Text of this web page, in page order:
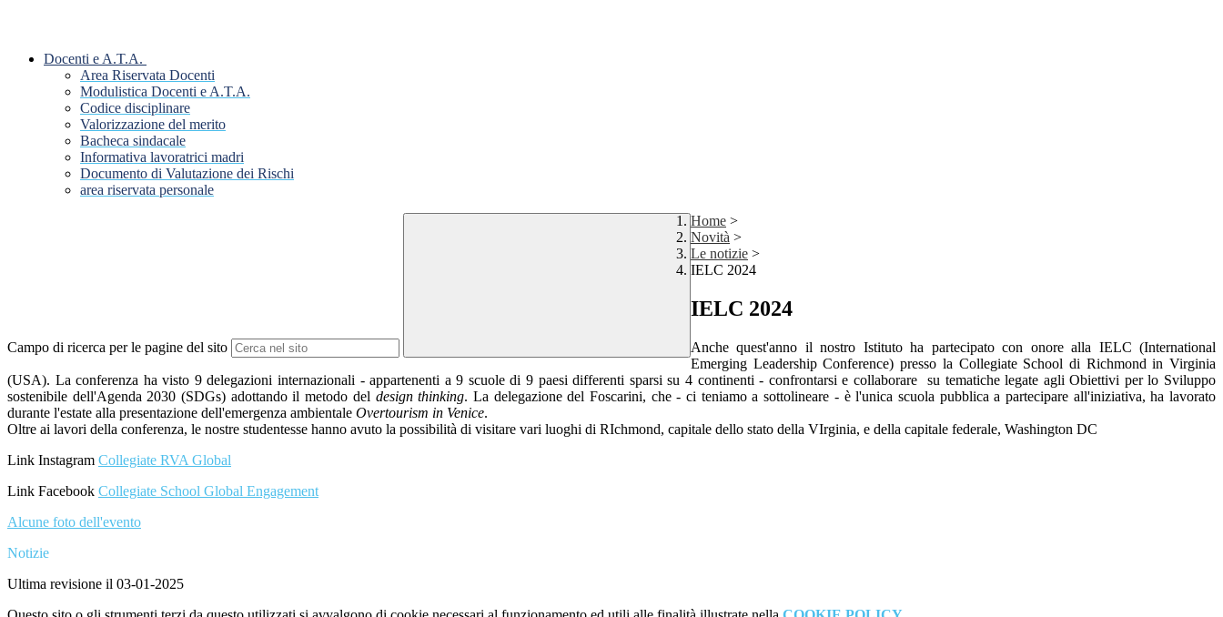
Docenti e A.T.A.
Area Riservata Docenti
Modulistica Docenti e A.T.A.
Codice disciplinare
Valorizzazione del merito
Bacheca sindacale
Informativa lavoratrici madri
Documento di Valutazione dei Rischi
area riservata personale
Campo di ricerca per le pagine del sito
Home >
Novità >
Le notizie >
IELC 2024
IELC 2024
Anche quest'anno il nostro Istituto ha partecipato con onore alla IELC (International
Emerging Leadership Conference) presso la Collegiate School di Richmond in Virginia
(USA). La conferenza ha visto 9 delegazioni internazionali - appartenenti a 9 scuole di 9 paesi differenti sparsi su 4 continenti - confrontarsi e collaborare su tematiche legate agli Obiettivi per lo Sviluppo
sostenibile dell'Agenda 2030 (SDGs) adottando il metodo del design thinking. La delegazione del Foscarini, che - ci teniamo a sottolineare - è l'unica scuola pubblica a partecipare all'iniziativa, ha lavorato
durante l'estate alla presentazione dell'emergenza ambientale Overtourism in Venice.
Oltre ai lavori della conferenza, le nostre studentesse hanno avuto la possibilità di visitare vari luoghi di RIchmond, capitale dello stato della VIrginia, e della capitale federale, Washington DC
Link Instagram Collegiate RVA Global
Link Facebook Collegiate School Global Engagement
Alcune foto dell'evento
Notizie
Ultima revisione il 03-01-2025